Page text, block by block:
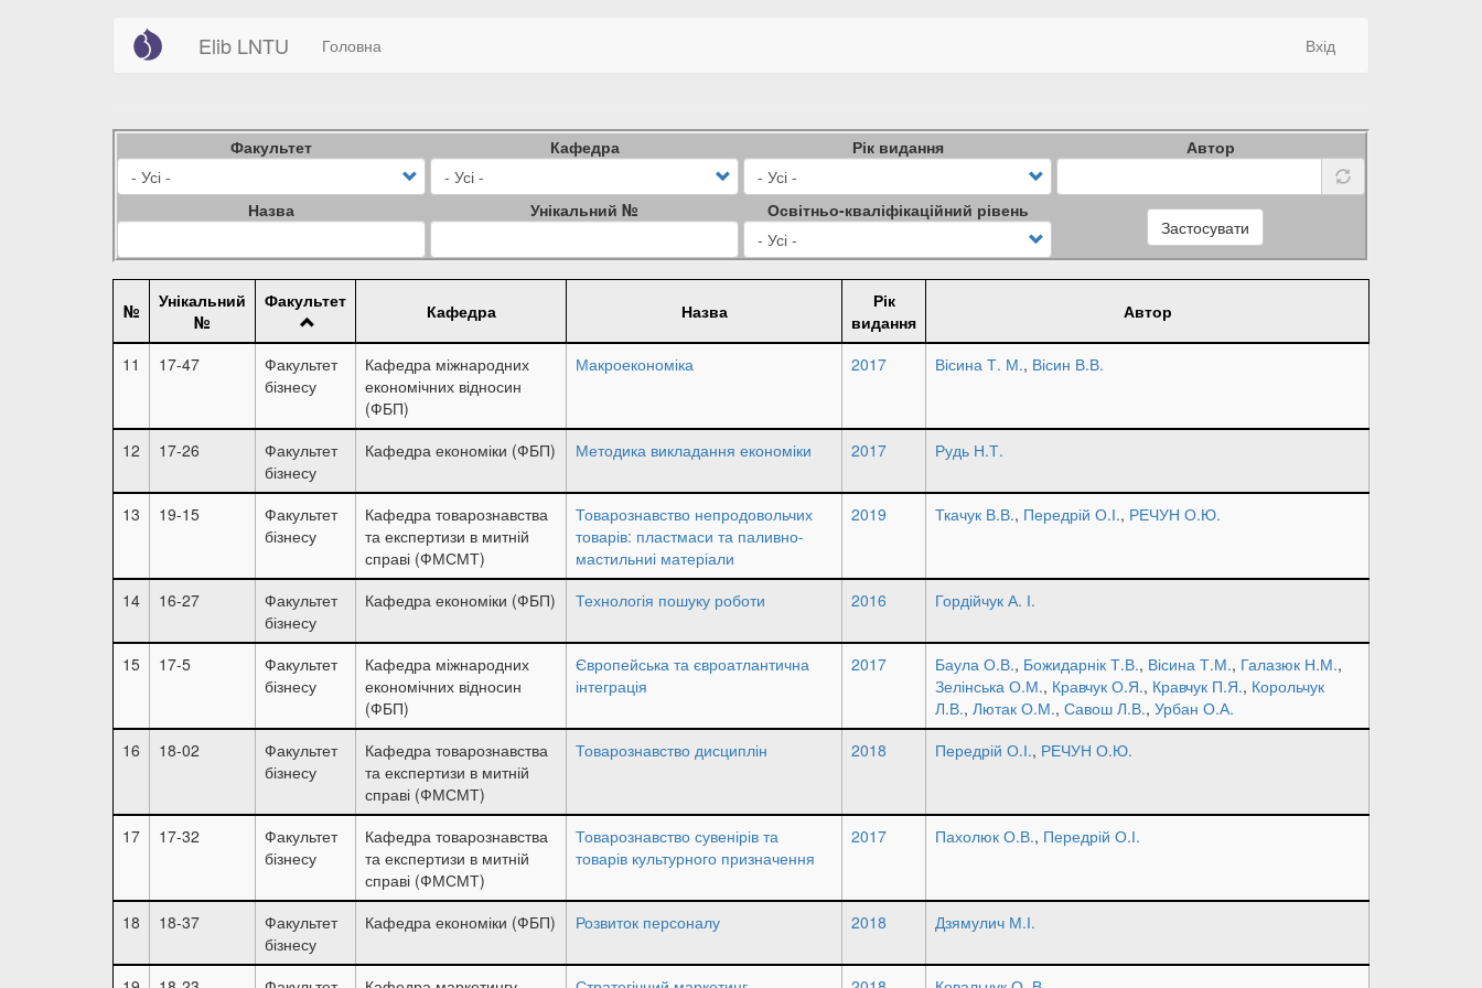
Elib LNTU
Main
navigation
Головна
User
account
Вхід
Факультет Кафедра Рік видання Автор
Назва Унікальний № Освітньо-кваліфікаційний рівень
Застосувати
№
Унікальний
№
Факультет Кафедра Назва
Рік
видання
Автор
11 17-47
Факультет
бізнесу
Кафедра міжнародних
економічних відносин
(ФБП)
Макроекономіка 2017 Вісина Т. М., Вісин В.В.
12 17-26
Факультет
бізнесу
Кафедра економіки (ФБП) Методика викладання економіки 2017 Рудь Н.Т.
13 19-15
Факультет
бізнесу
Кафедра товарознавства
та експертизи в митній
справі (ФМСМТ)
Товарознавство непродовольчих
товарів: пластмаси та паливно-
мастильниі матеріали
2019 Ткачук В.В., Передрій О.І., РЕЧУН О.Ю.
14 16-27
Факультет
бізнесу
Кафедра економіки (ФБП) Технологія пошуку роботи 2016 Гордійчук А. І.
15 17-5
Факультет
бізнесу
Кафедра міжнародних
економічних відносин
(ФБП)
Європейська та євроатлантична
інтеграція
2017 Баула О.В., Божидарнік Т.В., Вісина Т.М., Галазюк Н.М.,
Зелінська О.М., Кравчук О.Я., Кравчук П.Я., Корольчук
Л.В., Лютак О.М., Савош Л.В., Урбан О.А.
16
18-02
Факультет
бізнесу
Кафедра товарознавства
та експертизи в митній
справі (ФМСМТ)
Товарознавство дисциплін 2018 Передрій О.І., РЕЧУН О.Ю.
17 17-32
Факультет
бізнесу
Кафедра товарознавства
та експертизи в митній
справі (ФМСМТ)
Товарознавство сувенірів та
товарів культурного призначення
2017 Пахолюк О.В., Передрій О.І.
18 18-37
Факультет
бізнесу
Кафедра економіки (ФБП) Розвиток персоналу 2018 Дзямулич М.І.